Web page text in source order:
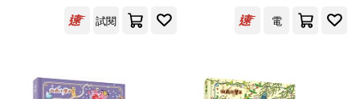
適合平板閱讀(8)
其他 (可複選)
試閱
電